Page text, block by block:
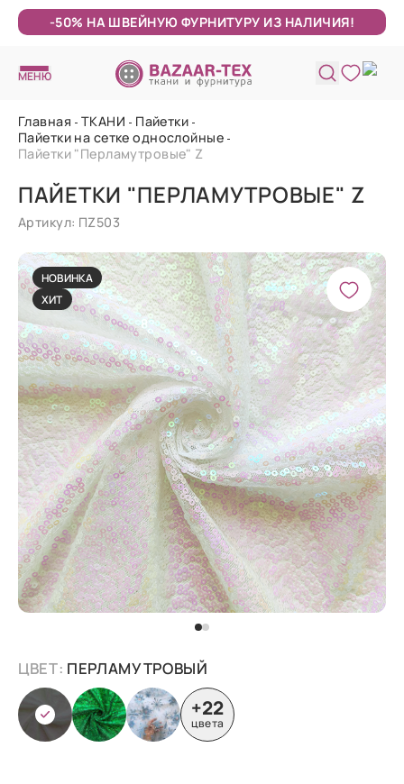
-50% НА ШВЕЙНУЮ ФУРНИТУРУ ИЗ НАЛИЧИЯ!
МЕНЮ
Главная ТКАНИ
Пайетки
Пайетки на сетке однослойные
Пайетки "Перламутровые" Z
ПАЙЕТКИ "ПЕРЛАМУТРОВЫЕ" Z
Артикул: ПZ503
НОВИНКА
ХИТ
ЦВЕТ: ПЕРЛАМУТРОВЫЙ
+22
цвета